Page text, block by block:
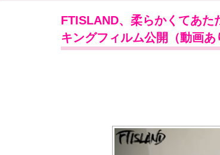
FTISLAND、柔らかくてあ
キングフィルム公開（動画あ